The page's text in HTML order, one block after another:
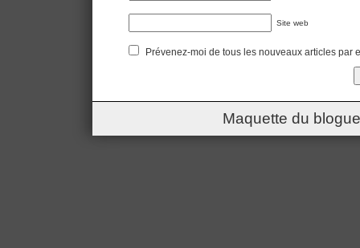
Site web
Prévenez-moi de tous les nouveaux articles par
Maquette du